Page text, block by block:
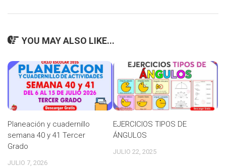
YOU MAY ALSO LIKE...
Planeación y cuadernillo
semana 40 y 41 Tercer
Grado
JULIO 7, 2026
EJERCICIOS TIPOS DE
ÁNGULOS
JULIO 22, 2025